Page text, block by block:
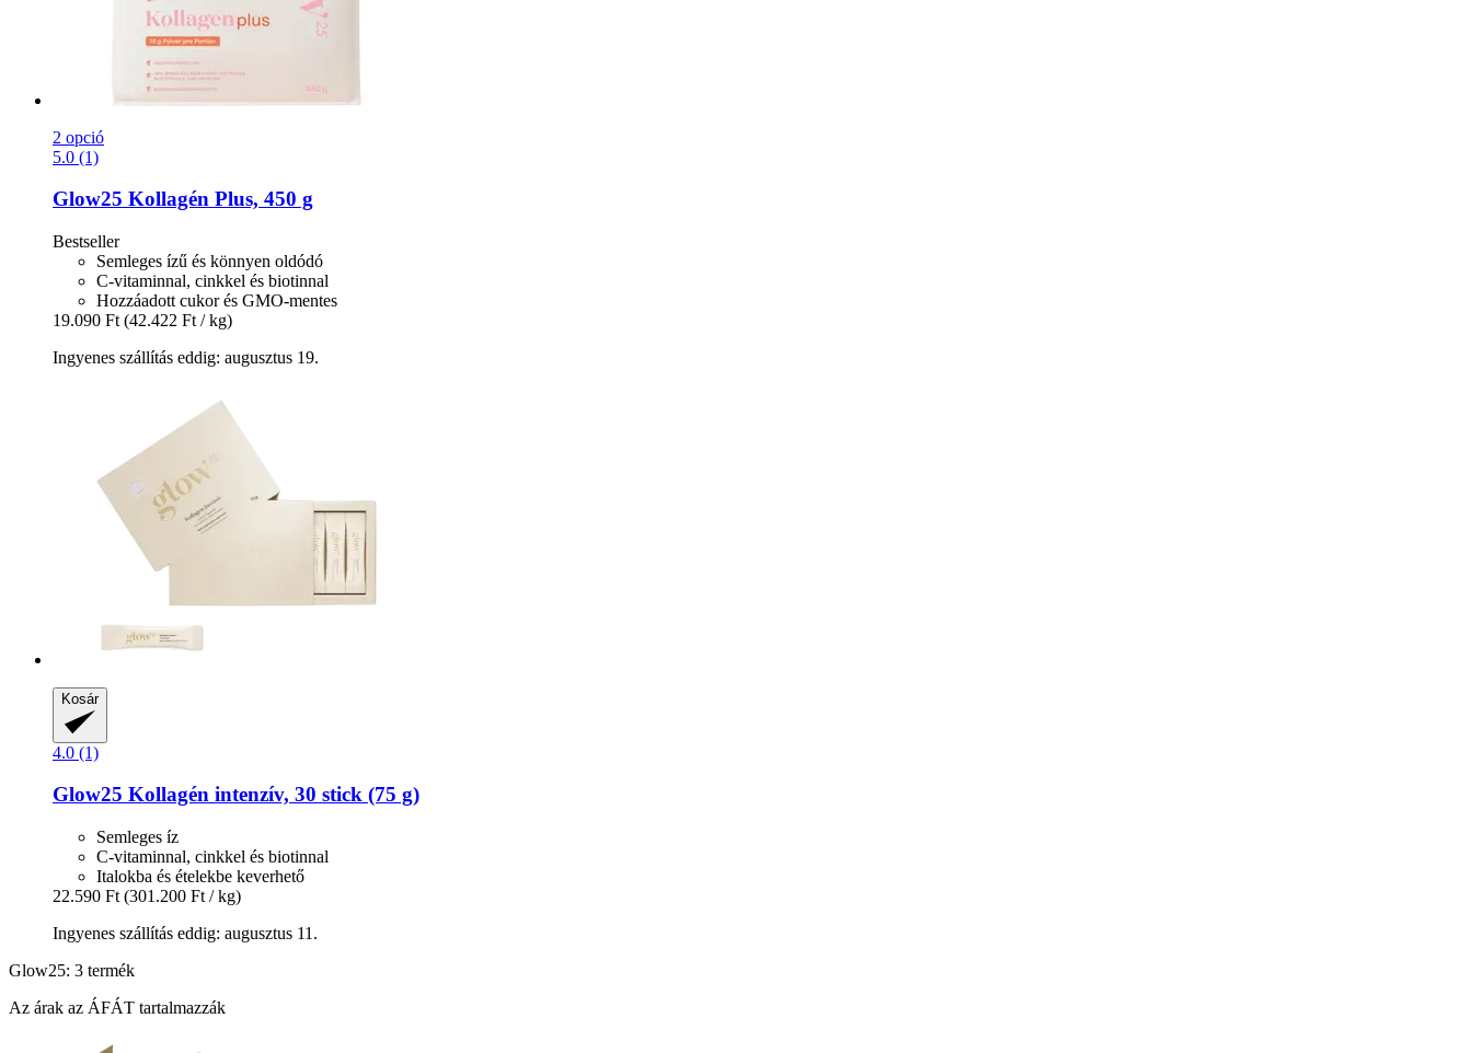
2 opció
5.0 (1)
Glow25 Kollagén Plus, 450 g
Bestseller
Semleges ízű és könnyen oldódó
C-vitaminnal, cinkkel és biotinnal
Hozzáadott cukor és GMO-mentes
19.090 Ft (42.422 Ft / kg)
Ingyenes szállítás eddig: augusztus 19.
Kosár
4.0 (1)
Glow25 Kollagén intenzív, 30 stick (75 g)
Semleges íz
C-vitaminnal, cinkkel és biotinnal
Italokba és ételekbe keverhető
22.590 Ft (301.200 Ft / kg)
Ingyenes szállítás eddig: augusztus 11.
Glow25: 3 termék
Az árak az ÁFÁT tartalmazzák